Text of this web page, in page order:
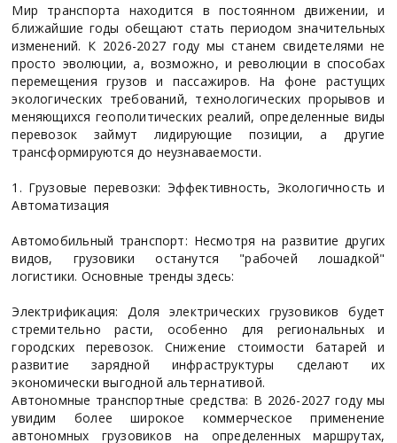
Мир транспорта находится в постоянном движении, и
ближайшие годы обещают стать периодом значительных
изменений. К 2026-2027 году мы станем свидетелями не
просто эволюции, а, возможно, и революции в способах
перемещения грузов и пассажиров. На фоне растущих
экологических требований, технологических прорывов и
меняющихся геополитических реалий, определенные виды
перевозок займут лидирующие позиции, а другие
трансформируются до неузнаваемости.
1. Грузовые перевозки: Эффективность, Экологичность и
Автоматизация
Автомобильный транспорт: Несмотря на развитие других
видов, грузовики останутся "рабочей лошадкой"
логистики. Основные тренды здесь:
Электрификация: Доля электрических грузовиков будет
стремительно расти, особенно для региональных и
городских перевозок. Снижение стоимости батарей и
развитие зарядной инфраструктуры сделают их
экономически выгодной альтернативой.
Автономные транспортные средства: В 2026-2027 году мы
увидим более широкое коммерческое применение
автономных грузовиков на определенных маршрутах,